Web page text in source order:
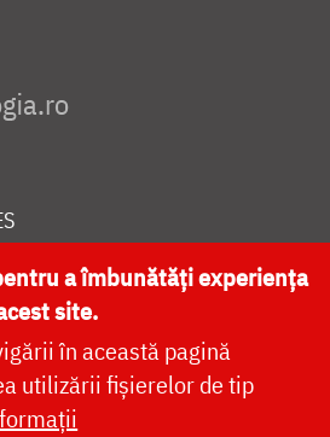
CATEDRALA NAȚIONALĂ
a îmbunătăți experiența
site.
în această pagină
utilizării fișierelor de tip